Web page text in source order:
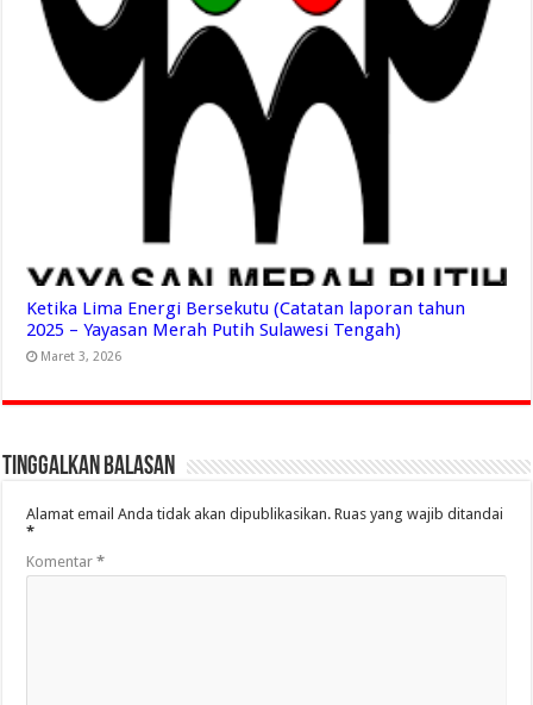
Ketika Lima Energi Bersekutu (Catatan laporan tahun
2025 – Yayasan Merah Putih Sulawesi Tengah)
Maret 3, 2026
Tinggalkan Balasan
Alamat email Anda tidak akan dipublikasikan. Ruas yang wajib ditandai
*
Komentar*